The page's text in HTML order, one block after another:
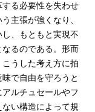
る必要性を失わせ
主張が強くなり、
、もともと実現不
るのである。形而
こうした考え方に拍
で自由を守ろうと
ルチュセールやフ
い構造によって規